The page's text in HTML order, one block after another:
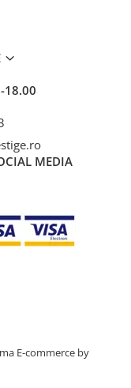
18.00
MEDIA
E-commerce by